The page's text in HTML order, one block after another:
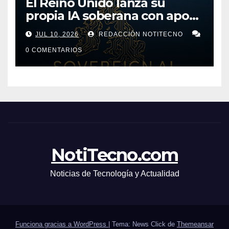
propia IA soberana con apoyo
de bancos líderes
JUL 10, 2026 REDACCIÓN NOTITECNO
0 COMENTARIOS
NotiTecno.com
Noticias de Tecnología y Actualidad
Funciona gracias a WordPress Tema: News Click de Themeansar